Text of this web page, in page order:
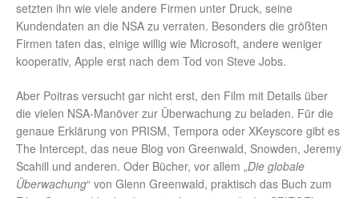
setzten ihn wie viele andere Firmen unter Druck, seine
Kundendaten an die NSA zu verraten. Besonders die größten
Firmen taten das, einige willig wie Microsoft, andere weniger
kooperativ, Apple erst nach dem Tod von Steve Jobs.
Aber Poitras versucht gar nicht erst, den Film mit Details über
die vielen NSA-Manöver zur Überwachung zu beladen. Für die
genaue Erklärung von PRISM, Tempora oder XKeyscore gibt es
The Intercept, das neue Blog von Greenwald, Snowden, Jeremy
Scahill und anderen. Oder Bücher, vor allem „Die globale
Überwachung“ von Glenn Greenwald, praktisch das Buch zum